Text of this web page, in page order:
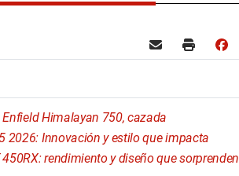
Himalayan 750, cazada
2026: Innovación y estilo que impacta
450RX: rendimiento y diseño que sorprenden